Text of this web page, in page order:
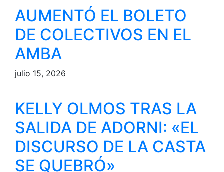
AUMENTÓ EL BOLETO
DE COLECTIVOS EN EL
AMBA
julio 15, 2026
KELLY OLMOS TRAS LA
SALIDA DE ADORNI: «EL
DISCURSO DE LA CASTA
SE QUEBRÓ»